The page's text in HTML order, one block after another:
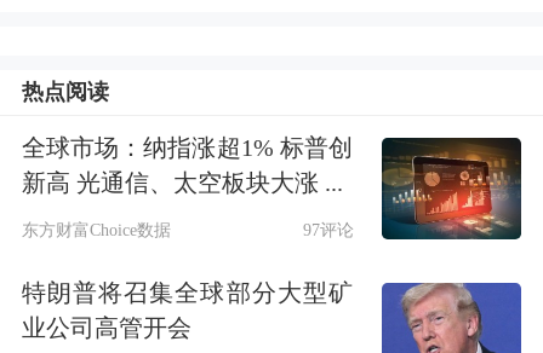
热点阅读
全球市场：纳指涨超1% 标普创
新高 光通信、太空板块大涨 ...
东方财富Choice数据 97评论
特朗普将召集全球部分大型矿
业公司高管开会